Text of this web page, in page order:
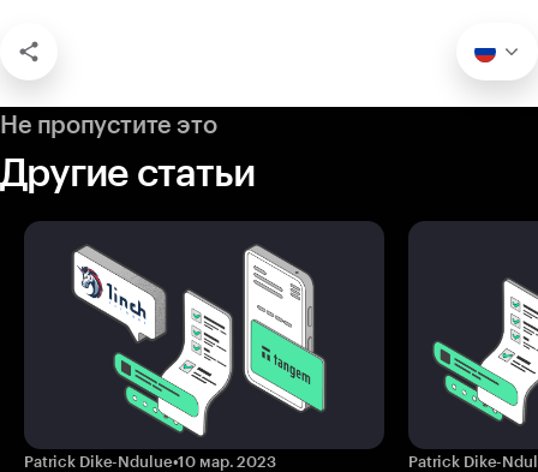
Не пропустите это
Другие статьи
Patrick Dike-Ndulue•10 мар. 2023 Patrick Dike-